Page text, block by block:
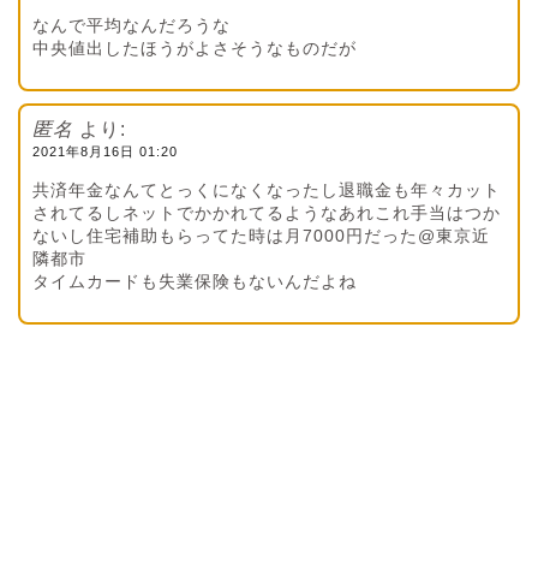
なんで平均なんだろうな
中央値出したほうがよさそうなものだが
匿名 より:
2021年8月16日 01:20
共済年金なんてとっくになくなったし退職金も年々カット
されてるしネットでかかれてるようなあれこれ手当はつか
ないし住宅補助もらってた時は月7000円だった@東京近
隣都市
タイムカードも失業保険もないんだよね